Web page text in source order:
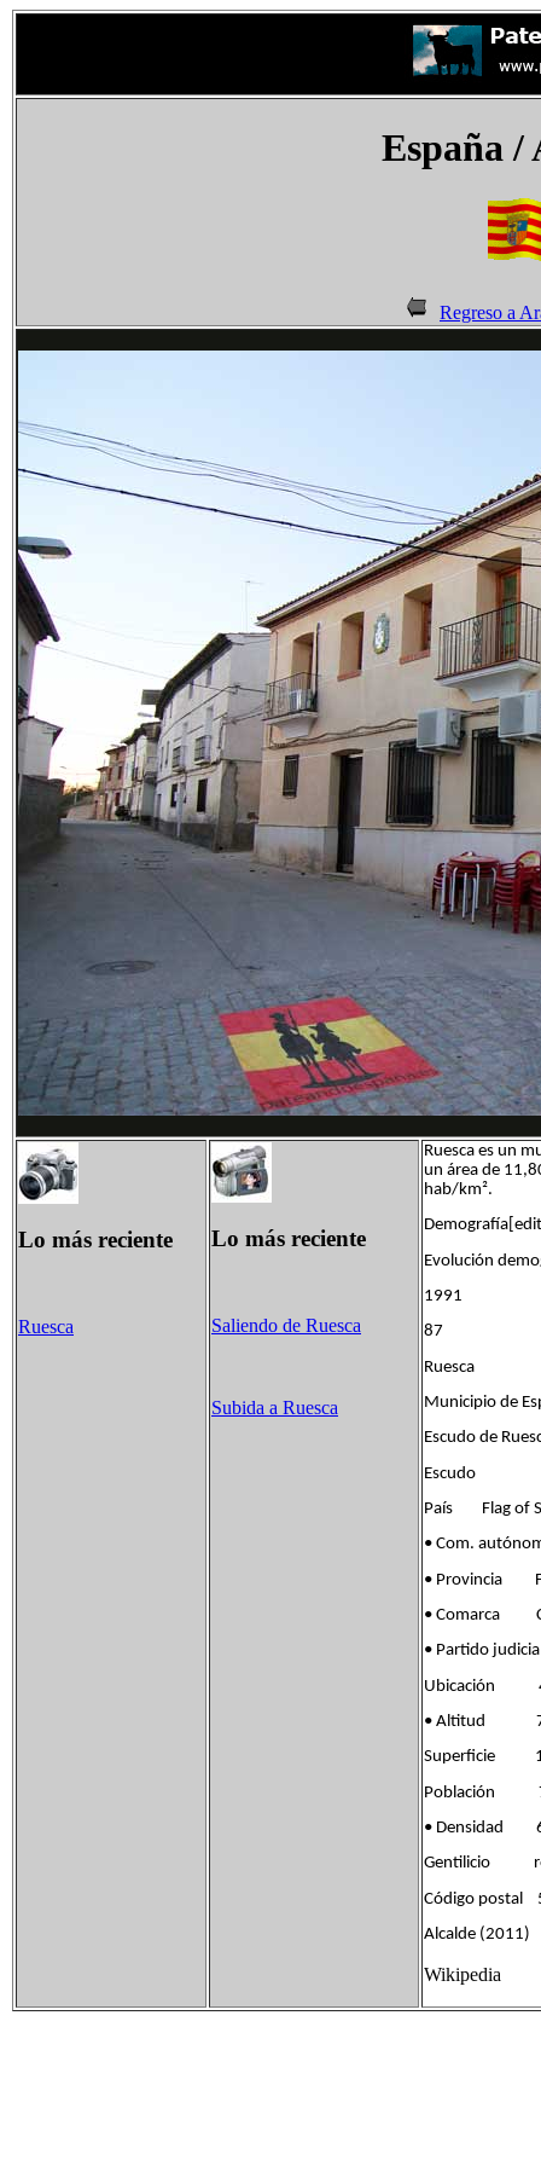
España/
Regreso a
Lo más reciente
Ruesca
Lo más reciente
Saliendo de Ruesca
Subida a Ruesca
Ruesca es un
un área de
hab/km².
Evolución
1991
87
Ruesca
Municipio de
Escudo de
Escudo
País Flag of
• Com.
• Provincia
• Comarca
• Partido
Ubicación
• Altitud
Superficie
Población
• Densidad
Gentilicio
Código postal
Alcalde (2011)
Wikipedia